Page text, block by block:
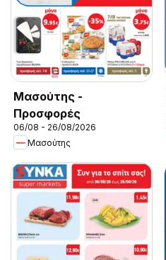
Μασούτης -
Προσφορές
06/08 - 26/08/2026
Μασούτης